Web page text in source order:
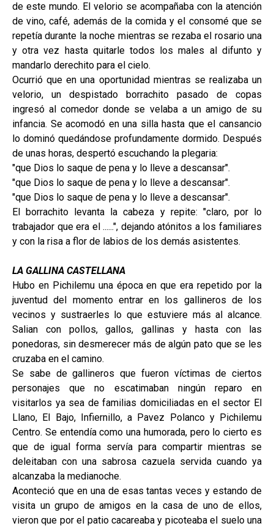
de este mundo. El velorio se acompañaba con la atención
de vino, café, además de la comida y el consomé que se
repetía durante la noche mientras se rezaba el rosario una
y otra vez hasta quitarle todos los males al difunto y
mandarlo derechito para el cielo.
Ocurrió que en una oportunidad mientras se realizaba un
velorio, un despistado borrachito pasado de copas
ingresó al comedor donde se velaba a un amigo de su
infancia. Se acomodó en una silla hasta que el cansancio
lo dominó quedándose profundamente dormido. Después
de unas horas, despertó escuchando la plegaria:
"que Dios lo saque de pena y lo lleve a descansar".
"que Dios lo saque de pena y lo lleve a descansar".
"que Dios lo saque de pena y lo lleve a descansar".
El borrachito levanta la cabeza y repite: "claro, por lo
trabajador que era el ......", dejando atónitos a los familiares
y con la risa a flor de labios de los demás asistentes.
LA GALLINA CASTELLANA
Hubo en Pichilemu una época en que era repetido por la
juventud del momento entrar en los gallineros de los
vecinos y sustraerles lo que estuviere más al alcance.
Salian con pollos, gallos, gallinas y hasta con las
ponedoras, sin desmerecer más de algún pato que se les
cruzaba en el camino.
Se sabe de gallineros que fueron víctimas de ciertos
personajes que no escatimaban ningún reparo en
visitarlos ya sea de familias domiciliadas en el sector El
Llano, El Bajo, Infiernillo, a Pavez Polanco y Pichilemu
Centro. Se entendía como una humorada, pero lo cierto es
que de igual forma servía para compartir mientras se
deleitaban con una sabrosa cazuela servida cuando ya
alcanzaba la medianoche.
Aconteció que en una de esas tantas veces y estando de
visita un grupo de amigos en la casa de uno de ellos,
vieron que por el patio cacareaba y picoteaba el suelo una